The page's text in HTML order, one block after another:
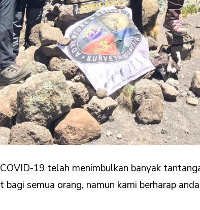
19 telah menimbulkan banyak
semua orang, namun kami berharap